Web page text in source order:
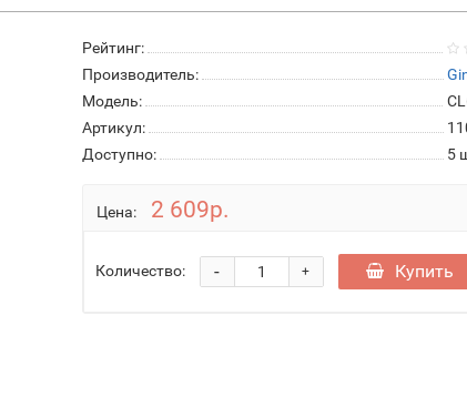
Рейтинг:
Производитель:
Модель:
Артикул:
Доступно:
5
Цена: 2 609р.
Количество: +
- Купить